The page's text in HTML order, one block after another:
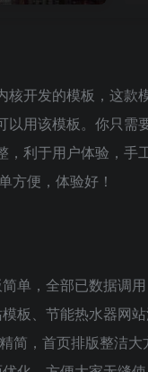
核开发的模板，这
以用该模板。你只
，利于用户体验，手
方便，体验好！
单，全部已数据调
板、节能热水器网站
简，首页排版整洁